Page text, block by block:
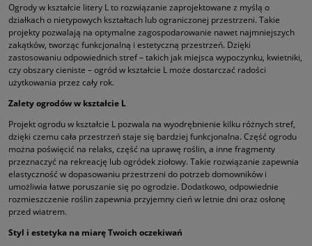
Ogrody w kształcie litery L to rozwiązanie zaprojektowane z myślą o
działkach o nietypowych kształtach lub ograniczonej przestrzeni. Takie
projekty pozwalają na optymalne zagospodarowanie nawet najmniejszych
zakątków, tworząc funkcjonalną i estetyczną przestrzeń. Dzięki
zastosowaniu odpowiednich stref – takich jak miejsca wypoczynku, kwietniki,
czy obszary cieniste – ogród w kształcie L może dostarczać radości
użytkowania przez cały rok.
Zalety ogrodów w kształcie L
Projekt ogrodu w kształcie L pozwala na wyodrębnienie kilku różnych stref,
dzięki czemu cała przestrzeń staje się bardziej funkcjonalna. Część ogrodu
można poświęcić na relaks, część na uprawę roślin, a inne fragmenty
przeznaczyć na rekreację lub ogródek ziołowy. Takie rozwiązanie zapewnia
elastyczność w dopasowaniu przestrzeni do potrzeb domowników i
umożliwia łatwe poruszanie się po ogrodzie. Dodatkowo, odpowiednie
rozmieszczenie roślin zapewnia przyjemny cień w letnie dni oraz osłonę
przed wiatrem.
Styl i estetyka na miarę Twoich oczekiwań